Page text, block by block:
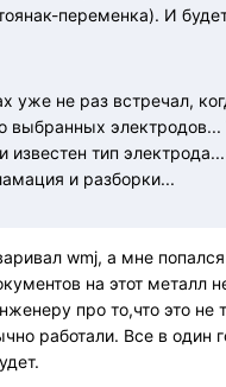
переменка). И
уже не раз встречал,
выбранных электродов...
известен тип
и разборки...
wmj, а мне
на этот металл
про то,что это не
работали. Все в один